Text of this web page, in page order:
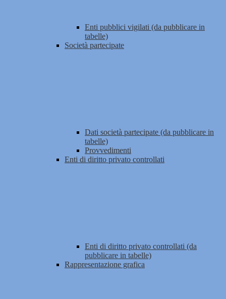
Enti pubblici vigilati (da pubblicare in
tabelle)
Società partecipate
Dati società partecipate (da pubblicare in
tabelle)
Provvedimenti
Enti di diritto privato controllati
Enti di diritto privato controllati (da
pubblicare in tabelle)
Rappresentazione grafica